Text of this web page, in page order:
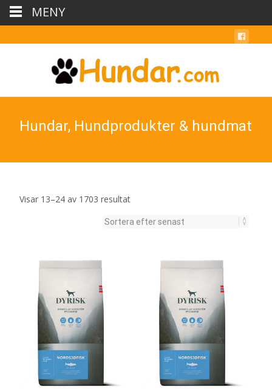
Hundar, Hundprodukter & hundmat
Visar 13–24 av 1703 resultatSortera
senaste
MENY